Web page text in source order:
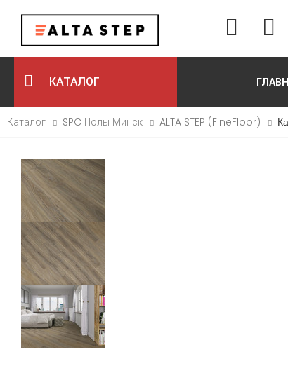
КАТАЛОГ
Каталог
SPC Полы Минск ALTA STEP (FineFloor)